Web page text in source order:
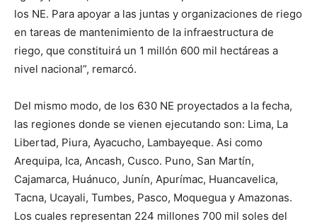
los NE. Para apoyar a las juntas y organizaciones de riego
en tareas de mantenimiento de la infraestructura de
riego, que constituirá un 1 millón 600 mil hectáreas a
nivel nacional”, remarcó.
Del mismo modo, de los 630 NE proyectados a la fecha,
las regiones donde se vienen ejecutando son: Lima, La
Libertad, Piura, Ayacucho, Lambayeque. Asi como
Arequipa, Ica, Ancash, Cusco. Puno, San Martín,
Cajamarca, Huánuco, Junín, Apurímac, Huancavelica,
Tacna, Ucayali, Tumbes, Pasco, Moquegua y Amazonas.
Los cuales representan 224 millones 700 mil soles del